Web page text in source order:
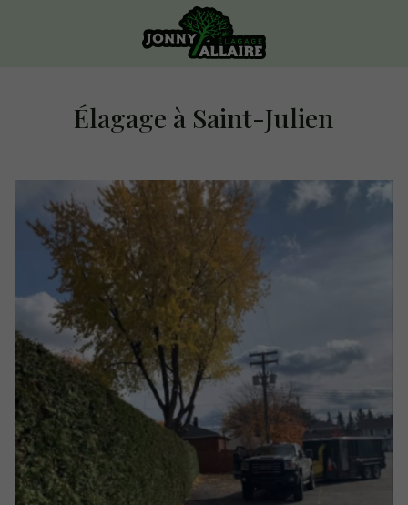
Élagage à Saint-Julien